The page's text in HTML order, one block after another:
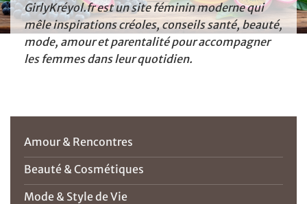
GirlyKréyol.fr est un site féminin moderne qui
mêle inspirations créoles, conseils santé, beauté,
mode, amour et parentalité pour accompagner
les femmes dans leur quotidien.
Amour & Rencontres
Beauté & Cosmétiques
Mode & Style de Vie